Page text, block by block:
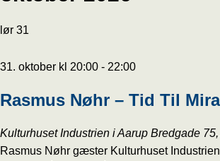
lør 31
31. oktober kl 20:00 - 22:00
Rasmus Nøhr – Tid Til
Kulturhuset Industrien i Aarup Bredgade
Rasmus Nøhr gæster Kulturhuset